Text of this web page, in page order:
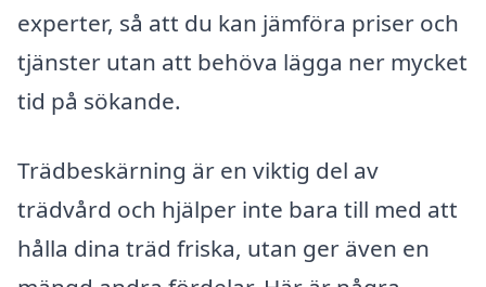
experter, så att du kan jämföra priser och
tjänster utan att behöva lägga ner mycket
tid på sökande.
Trädbeskärning är en viktig del av
trädvård och hjälper inte bara till med att
hålla dina träd friska, utan ger även en